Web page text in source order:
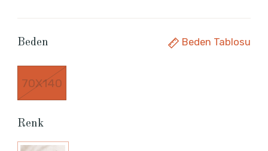
Beden Beden Tablosu
70X140
Renk